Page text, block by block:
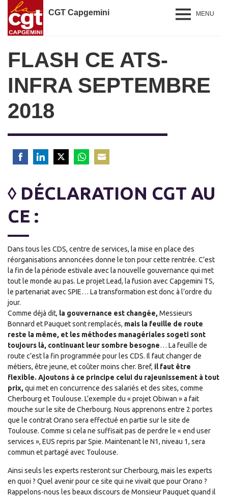
CGT Capgemini MENU
FLASH CE ATS-
INFRA SEPTEMBRE
2018
FacebookLinkedInTwitterWhatsApp
Email
◊ DÉCLARATION CGT AU
CE :
Dans tous les CDS, centre de services, la mise en place des
réorganisations annoncées donne le ton pour cette rentrée. C’est
la fin de la période estivale avec la nouvelle gouvernance qui met
tout le monde au pas. Le projet Lead, la fusion avec Capgemini TS,
le partenariat avec SPIE… La transformation est donc à l’ordre du
jour.
Comme déjà dit, la gouvernance est changée,Messieurs
Bonnard et Pauquet sont remplacés, mais la feuille de route
reste la même, et les méthodes managériales sogeti sont
toujours là, continuant leur sombre besogne… La feuille de
route c’est la fin programmée pour les CDS. Il faut changer de
métiers, être jeune, et coûter moins cher. Bref, il faut être
flexible. Ajoutons à ce principe celui du rajeunissement à tout
prix,qui met en concurrence des salariés et des sites, comme
Cherbourg et Toulouse. L’exemple du « projet Obiwan » a fait
mouche sur le site de Cherbourg. Nous apprenons entre 2 portes
que le contrat Orano sera effectué en partie sur le site de
Toulouse. Comme si cela ne suffisait pas de perdre le « end user
services », EUS repris par Spie. Maintenant le N1, niveau 1, sera
commun et partagé avec Toulouse.
Ainsi seuls les experts resteront sur Cherbourg, mais les experts
en quoi ? Quel avenir pour ce site qui ne vivait que pour Orano ?
Rappelons-nous les beaux discours de Monsieur Pauquet quand il